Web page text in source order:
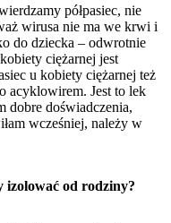
półpasiec, nie
wirusa nie ma we krwi i
do dziecka – odwrotnie
ciężarnej jest
u kobiety ciężarnej też
acyklowirem. Jest to lek
dobre doświadczenia,
wcześniej, należy w
izolować od rodziny?